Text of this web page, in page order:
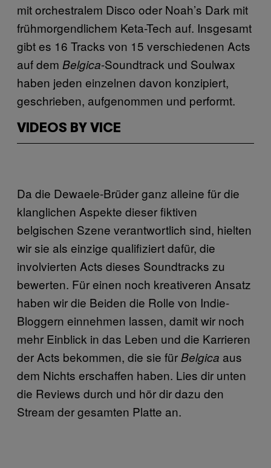
mit orchestralem Disco oder Noah’s Dark mit
frühmorgendlichem Keta-Tech auf. Insgesamt
gibt es 16 Tracks von 15 verschiedenen Acts
auf dem Belgica-Soundtrack und Soulwax
haben jeden einzelnen davon konzipiert,
geschrieben, aufgenommen und performt.
VIDEOS BY VICE
Da die Dewaele-Brüder ganz alleine für die
klanglichen Aspekte dieser fiktiven
belgischen Szene verantwortlich sind, hielten
wir sie als einzige qualifiziert dafür, die
involvierten Acts dieses Soundtracks zu
bewerten. Für einen noch kreativeren Ansatz
haben wir die Beiden die Rolle von Indie-
Bloggern einnehmen lassen, damit wir noch
mehr Einblick in das Leben und die Karrieren
der Acts bekommen, die sie für Belgica aus
dem Nichts erschaffen haben. Lies dir unten
die Reviews durch und hör dir dazu den
Stream der gesamten Platte an.